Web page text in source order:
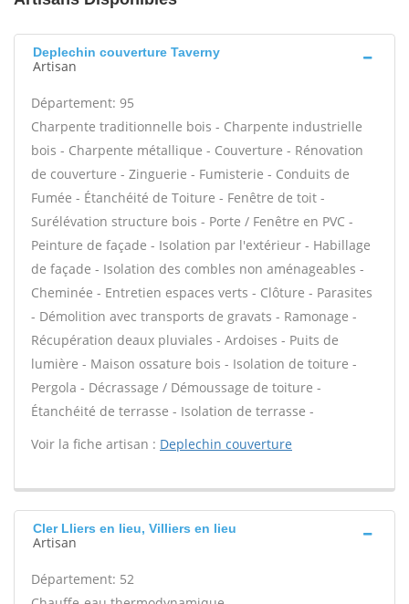
Deplechin couverture Taverny
Artisan
Département: 95
Charpente traditionnelle bois - Charpente industrielle
bois - Charpente métallique - Couverture - Rénovation
de couverture - Zinguerie - Fumisterie - Conduits de
Fumée - Étanchéité de Toiture - Fenêtre de toit -
Surélévation structure bois - Porte / Fenêtre en PVC -
Peinture de façade - Isolation par l'extérieur - Habillage
de façade - Isolation des combles non aménageables -
Cheminée - Entretien espaces verts - Clôture - Parasites
- Démolition avec transports de gravats - Ramonage -
Récupération deaux pluviales - Ardoises - Puits de
lumière - Maison ossature bois - Isolation de toiture -
Pergola - Décrassage / Démoussage de toiture -
Étanchéité de terrasse - Isolation de terrasse -
Voir la fiche artisan : Deplechin couverture
Cler Lliers en lieu, Villiers en lieu
Artisan
Département: 52